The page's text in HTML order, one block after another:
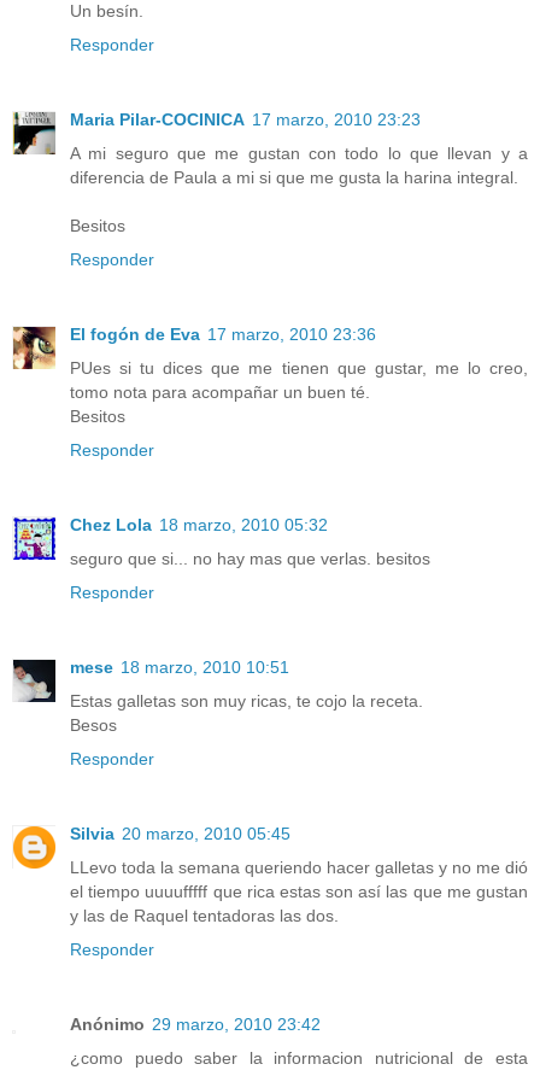
Un besín.
Responder
Maria Pilar-COCINICA 17 marzo, 2010 23:23
A mi seguro que me gustan con todo lo que llevan y a
diferencia de Paula a mi si que me gusta la harina integral.
Besitos
Responder
El fogón de Eva 17 marzo, 2010 23:36
PUes si tu dices que me tienen que gustar, me lo creo,
tomo nota para acompañar un buen té.
Besitos
Responder
Chez Lola 18 marzo, 2010 05:32
seguro que si... no hay mas que verlas. besitos
Responder
mese 18 marzo, 2010 10:51
Estas galletas son muy ricas, te cojo la receta.
Besos
Responder
Silvia 20 marzo, 2010 05:45
LLevo toda la semana queriendo hacer galletas y no me dió
el tiempo uuuufffff que rica estas son así las que me gustan
y las de Raquel tentadoras las dos.
Responder
Anónimo 29 marzo, 2010 23:42
¿como puedo saber la informacion nutricional de esta